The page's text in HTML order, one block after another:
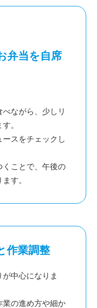
弁当を自席
ながら、少しリ
。
ースをチェックし
くことで、午後の
す。
作業調整
中心になりま
業の進め方や細か